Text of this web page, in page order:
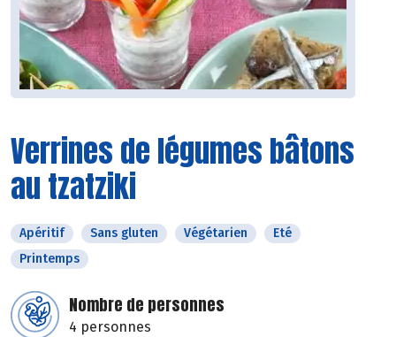
Verrines de légumes bâtons
au tzatziki
Apéritif Sans gluten Végétarien
Eté
Printemps
Nombre de personnes
4 personnes